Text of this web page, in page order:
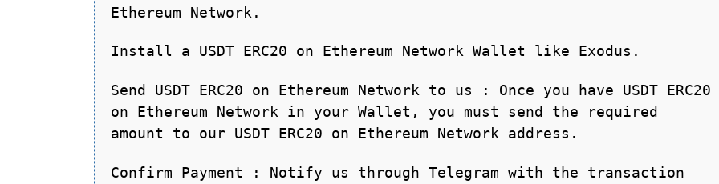
Ethereum Network.
Install a USDT ERC20 on Ethereum Network Wallet like Exodus.
Send USDT ERC20 on Ethereum Network to us : Once you have USDT ERC20
on Ethereum Network in your Wallet, you must send the required
amount to our USDT ERC20 on Ethereum Network address.
Confirm Payment : Notify us through Telegram with the transaction